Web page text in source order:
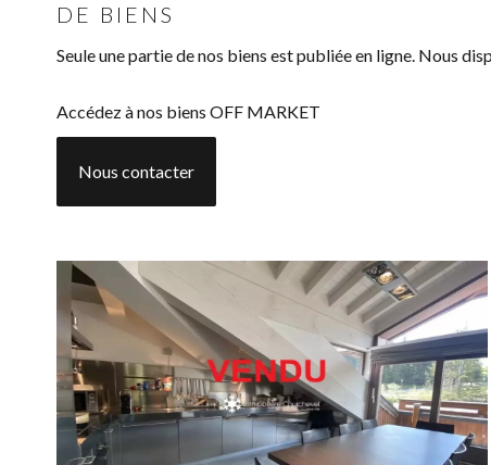
DE BIENS
Seule une partie de nos biens est publiée en ligne. Nous
Accédez à nos biens OFF MARKET
Nous contacter